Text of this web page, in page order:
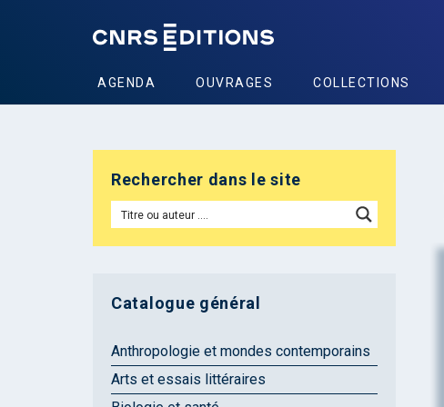
AGENDA OUVRAGES COLLECTIONS
Rechercher dans le site
Catalogue général
Anthropologie et mondes contemporains
Arts et essais littéraires